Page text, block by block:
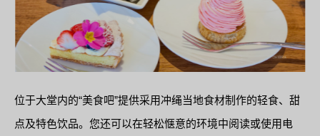
位于大堂内的“美食吧”提供采用冲绳当地食材制作的轻食、甜
点及特色饮品。您还可以在轻松惬意的环境中阅读或使用电